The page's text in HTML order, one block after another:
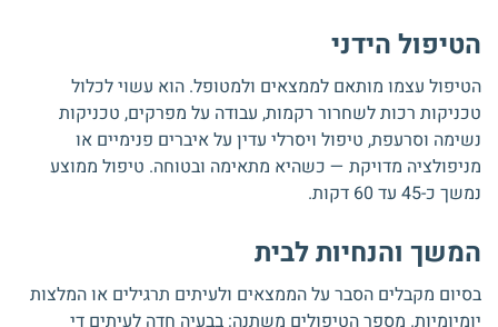
הטיפול הידני
הטיפול עצמו מותאם לממצאים ולמטופל. הוא עשוי לכלול
טכניקות רכות לשחרור רקמות, עבודה על מפרקים, טכניקות
נשימה וסרעפת, טיפול ויסרלי עדין על איברים פנימיים או
מניפולציה מדויקת — כשהיא מתאימה ובטוחה. טיפול ממוצע
נמשך כ-45 עד 60 דקות.
המשך והנחיות לבית
בסיום מקבלים הסבר על הממצאים ולעיתים תרגילים או המלצות
יומיומיות. מספר הטיפולים משתנה: בבעיה חדה לעיתים די